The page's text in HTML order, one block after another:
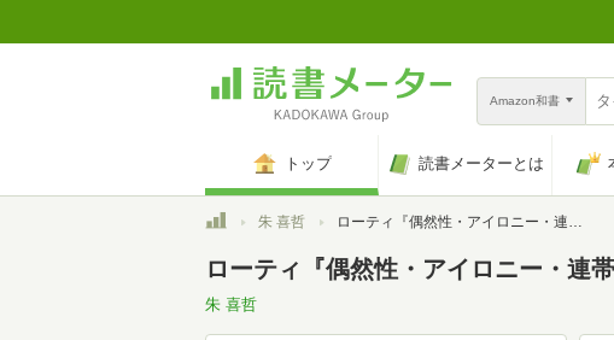
Amazon和書
トップ 読書メーターとは
トップ朱 喜哲 ローティ『偶然性・アイロニー・連帯』 2024年2月 (NHKテキスト)
ローティ『偶然性・アイロニー・連
朱 喜哲